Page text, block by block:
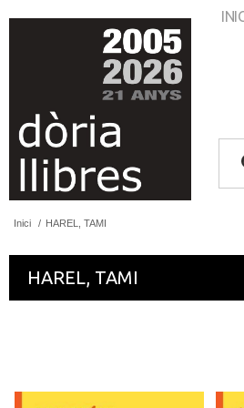
Inici / HAREL, TAMI
HAREL, TAMI